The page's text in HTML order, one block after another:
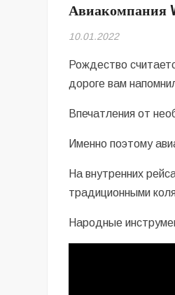
Авиакомпания
10.01.2022
Рождество
дороге вам
Впечатления от
Именно поэтому
На внутренних
традиционными
Народные